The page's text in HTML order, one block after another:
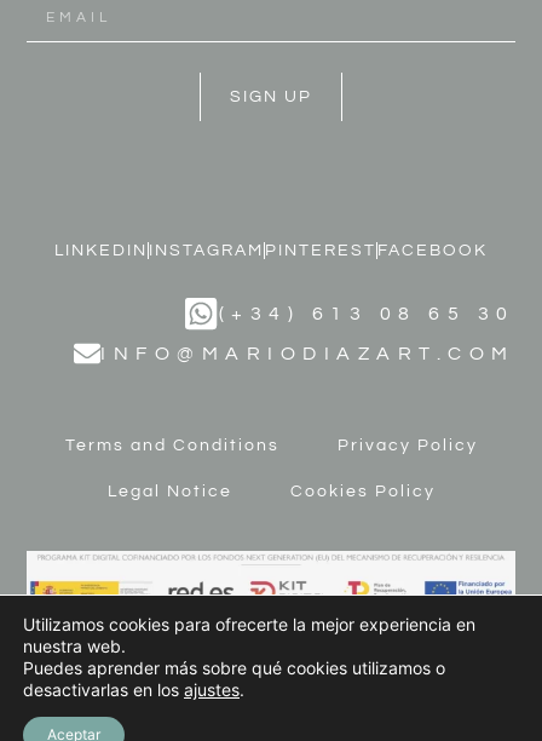
SIGN UP
LINKEDIN INSTAGRAM PINTEREST FACEBOOK
(+34) 613 08 65 30
INFO@MARIODIAZART.COM
Terms and Conditions Privacy Policy
Legal Notice Cookies Policy
© 2023 MARIO DÍAZ ART. All Rights Reserved
Utilizamos cookies para ofrecerte la mejor experiencia en
nuestra web.
Puedes aprender más sobre qué cookies utilizamos o
desactivarlas en los ajustes.
Aceptar